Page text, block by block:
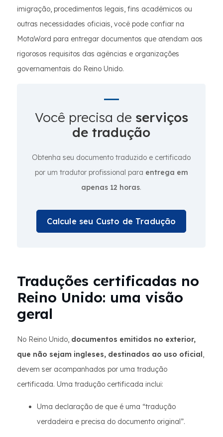
imigração, procedimentos legais, fins acadêmicos ou
outras necessidades oficiais, você pode confiar na
MotaWord para entregar documentos que atendam aos
rigorosos requisitos das agências e organizações
governamentais do Reino Unido.
Você precisa de serviços
de tradução
Obtenha seu documento traduzido e certificado
por um tradutor profissional para entrega em
apenas 12 horas.
Calcule seu Custo de Tradução
Traduções certificadas no
Reino Unido: uma visão
geral
No Reino Unido, documentos emitidos no exterior,
que não sejam ingleses, destinados ao uso oficial,
devem ser acompanhados por uma tradução
certificada. Uma tradução certificada inclui:
Uma declaração de que é uma “tradução
verdadeira e precisa do documento original”.